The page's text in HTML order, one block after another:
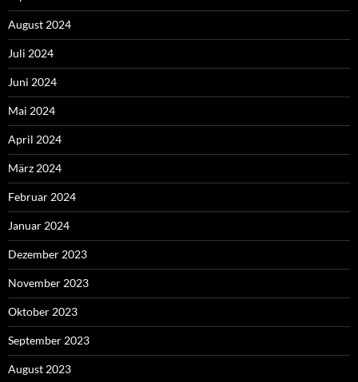
August 2024
Juli 2024
Juni 2024
Mai 2024
April 2024
März 2024
Februar 2024
Januar 2024
Dezember 2023
November 2023
Oktober 2023
September 2023
August 2023